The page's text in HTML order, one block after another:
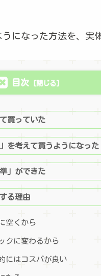
になった方法を、実
目次
買っていた
を考えて買うようになった
」ができた
る理由
空くから
クに変わるから
にはコスパが良い